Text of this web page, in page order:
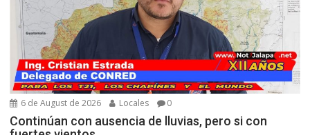
6 de August de 2026 Locales 0
Continúan con ausencia de lluvias, pero si con